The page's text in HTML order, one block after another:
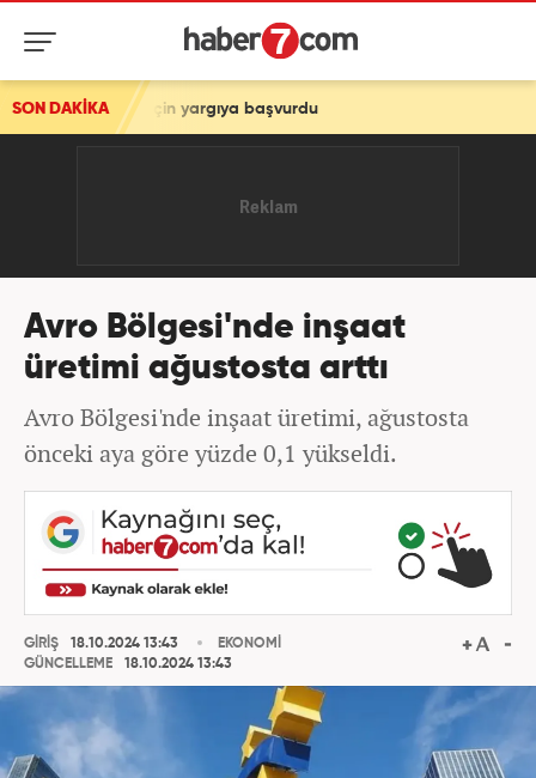
SON DAKİKA
için yargıya başvurdu
Avro Bölgesi'nde inşaat
üretimi ağustosta arttı
Avro Bölgesi'nde inşaat üretimi, ağustosta
önceki aya göre yüzde 0,1 yükseldi.
GİRİŞ
18.10.2024 13:43
GÜNCELLEME
18.10.2024 13:43
EKONOMİ